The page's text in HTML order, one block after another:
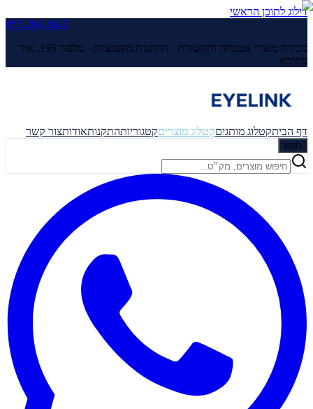
דילוג לתוכן הראשי
055-264-2642
מכירת מוצרי אבטחה ותקשורת · התקנות מקצועיות ·
בלפור 195, אור
עקיבא
דף הביתקטלוג מותגיםקטלוג מוצריםקטגוריותהתקנותאודותצור קשר
חפש